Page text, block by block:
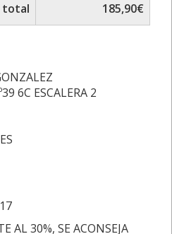
total
185,90€
6C ESCALERA 2
AL 30%, SE ACONSEJA